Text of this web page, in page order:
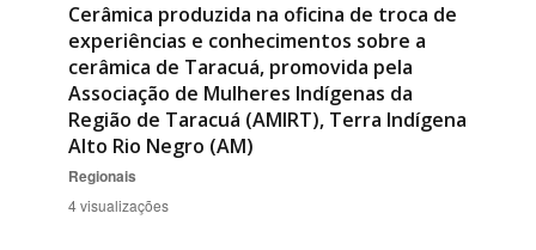
Cerâmica produzida na oficina de troca de
experiências e conhecimentos sobre a
cerâmica de Taracuá, promovida pela
Associação de Mulheres Indígenas da
Região de Taracuá (AMIRT), Terra Indígena
Alto Rio Negro (AM)
Regionais
4 visualizações